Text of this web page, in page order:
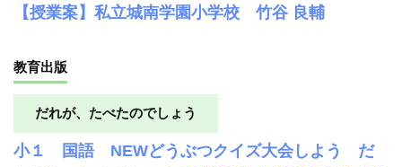
【授業案】私立城南学園小学校 竹谷 良輔
教育出版
だれが、たべたのでしょう
小１ 国語 NEWどうぶつクイズ大会しよう だ